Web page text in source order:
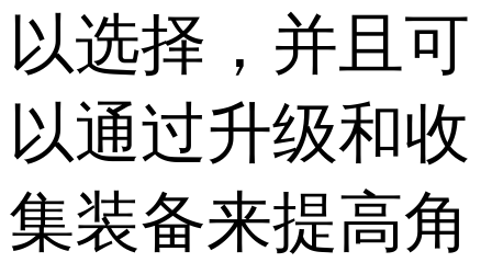
以选择，并且可
以通过升级和收
集装备来提高角